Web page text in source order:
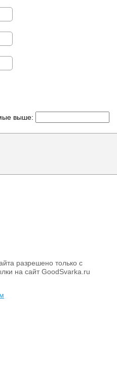
выше:
разрешено только с
на сайт GoodSvarka.ru